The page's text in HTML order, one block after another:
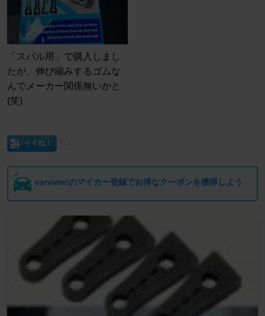
「スバル用」で購入しまし
たが、伸び縮みするゴムな
んでメーカー関係無いかと
(笑)
イイね！
carview!のマイカー登録でお得なクーポンを獲得しよう